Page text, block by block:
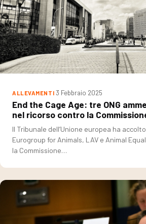
ALLEVAMENTI 3 Febbraio 2025
End the Cage Age: tre ONG
nel ricorso contro la
Il Tribunale dell’Unione europea ha
Eurogroup for Animals, LAV e Animal
la Commissione…